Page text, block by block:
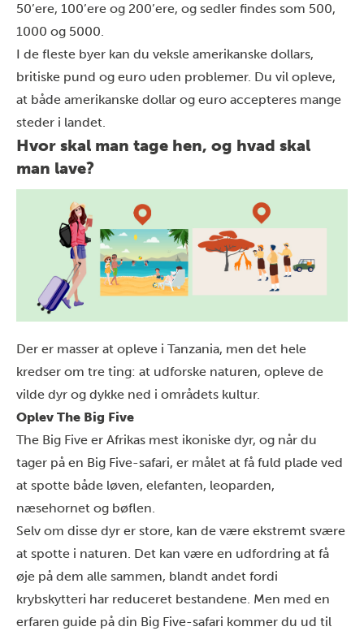
50’ere, 100’ere og 200’ere, og sedler findes som 500,
1000 og 5000.
I de fleste byer kan du veksle amerikanske dollars,
britiske pund og euro uden problemer. Du vil opleve,
at både amerikanske dollar og euro accepteres mange
steder i landet.
Hvor skal man tage hen, og hvad skal
man lave?
Der er masser at opleve i Tanzania, men det hele
kredser om tre ting: at udforske naturen, opleve de
vilde dyr og dykke ned i områdets kultur.
Oplev The Big Five
The Big Five er Afrikas mest ikoniske dyr, og når du
tager på en Big Five-safari, er målet at få fuld plade ved
at spotte både løven, elefanten, leoparden,
næsehornet og bøflen.
Selv om disse dyr er store, kan de være ekstremt svære
at spotte i naturen. Det kan være en udfordring at få
øje på dem alle sammen, blandt andet fordi
krybskytteri har reduceret bestandene. Men med en
erfaren guide på din Big Five-safari kommer du ud til